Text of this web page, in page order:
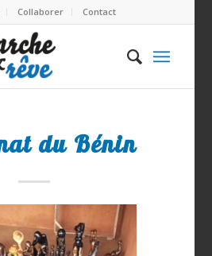
Collaborer Contact
du Bénin